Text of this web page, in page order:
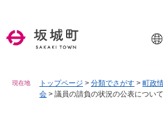
現在地 トップページ > 分類でさがす > 町政
会 > 議員の請負の状況の公表について